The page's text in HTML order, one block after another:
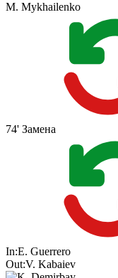
M. Mykhailenko
74' Замена
In:E. Guerrero
Out:V. Kabaiev